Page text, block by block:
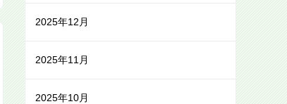
2025年12月
2025年11月
2025年10月